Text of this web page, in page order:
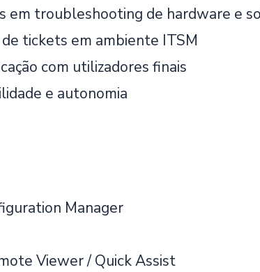
em troubleshooting de hardware e
tickets em ambiente ITSM
com utilizadores finais
e autonomia
Manager
Viewer / Quick Assist